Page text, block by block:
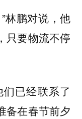
林鹏对说，他
只要物流不停
已经联系了
备在春节前夕